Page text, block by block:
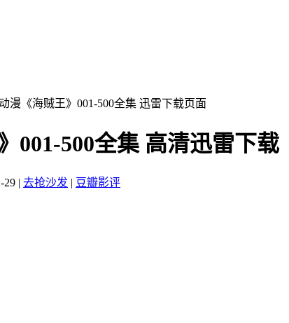
漫《海贼王》001-500全集 迅雷下载页面
001-500全集 高清迅雷下载
29 | 去抢沙发 | 豆瓣影评